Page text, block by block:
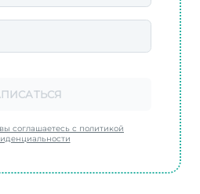
соглашаетесь с политикой